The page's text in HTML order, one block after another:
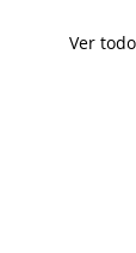
Ver todo